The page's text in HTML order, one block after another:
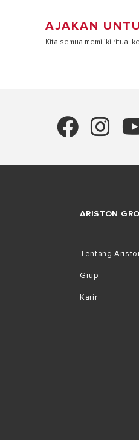
AJAKAN
Kita semua memiliki ritual
ARISTON
Tentang
Grup
Karir